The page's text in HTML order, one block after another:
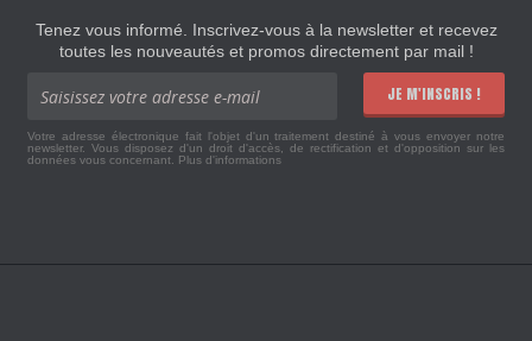
Tenez vous informé. Inscrivez-vous à la newsletter et recevez
toutes les nouveautés et promos directement par mail !
JE M'INSCRIS !
Votre adresse électronique fait l'objet d'un traitement destiné à vous envoyer notre
newsletter. Vous disposez d'un droit d'accès, de rectification et d'opposition sur les
données vous concernant. Plus d'informations